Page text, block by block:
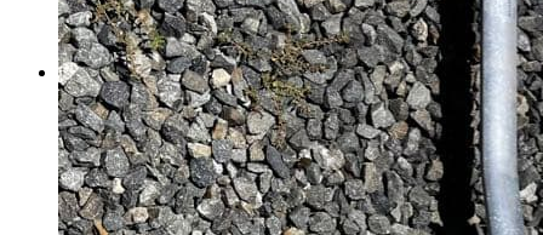
ANH20 ヴェルファイア 純正
モデリスタ ダウンサス ローダ
ウン
マイストア在庫： 29
税込
17,550円